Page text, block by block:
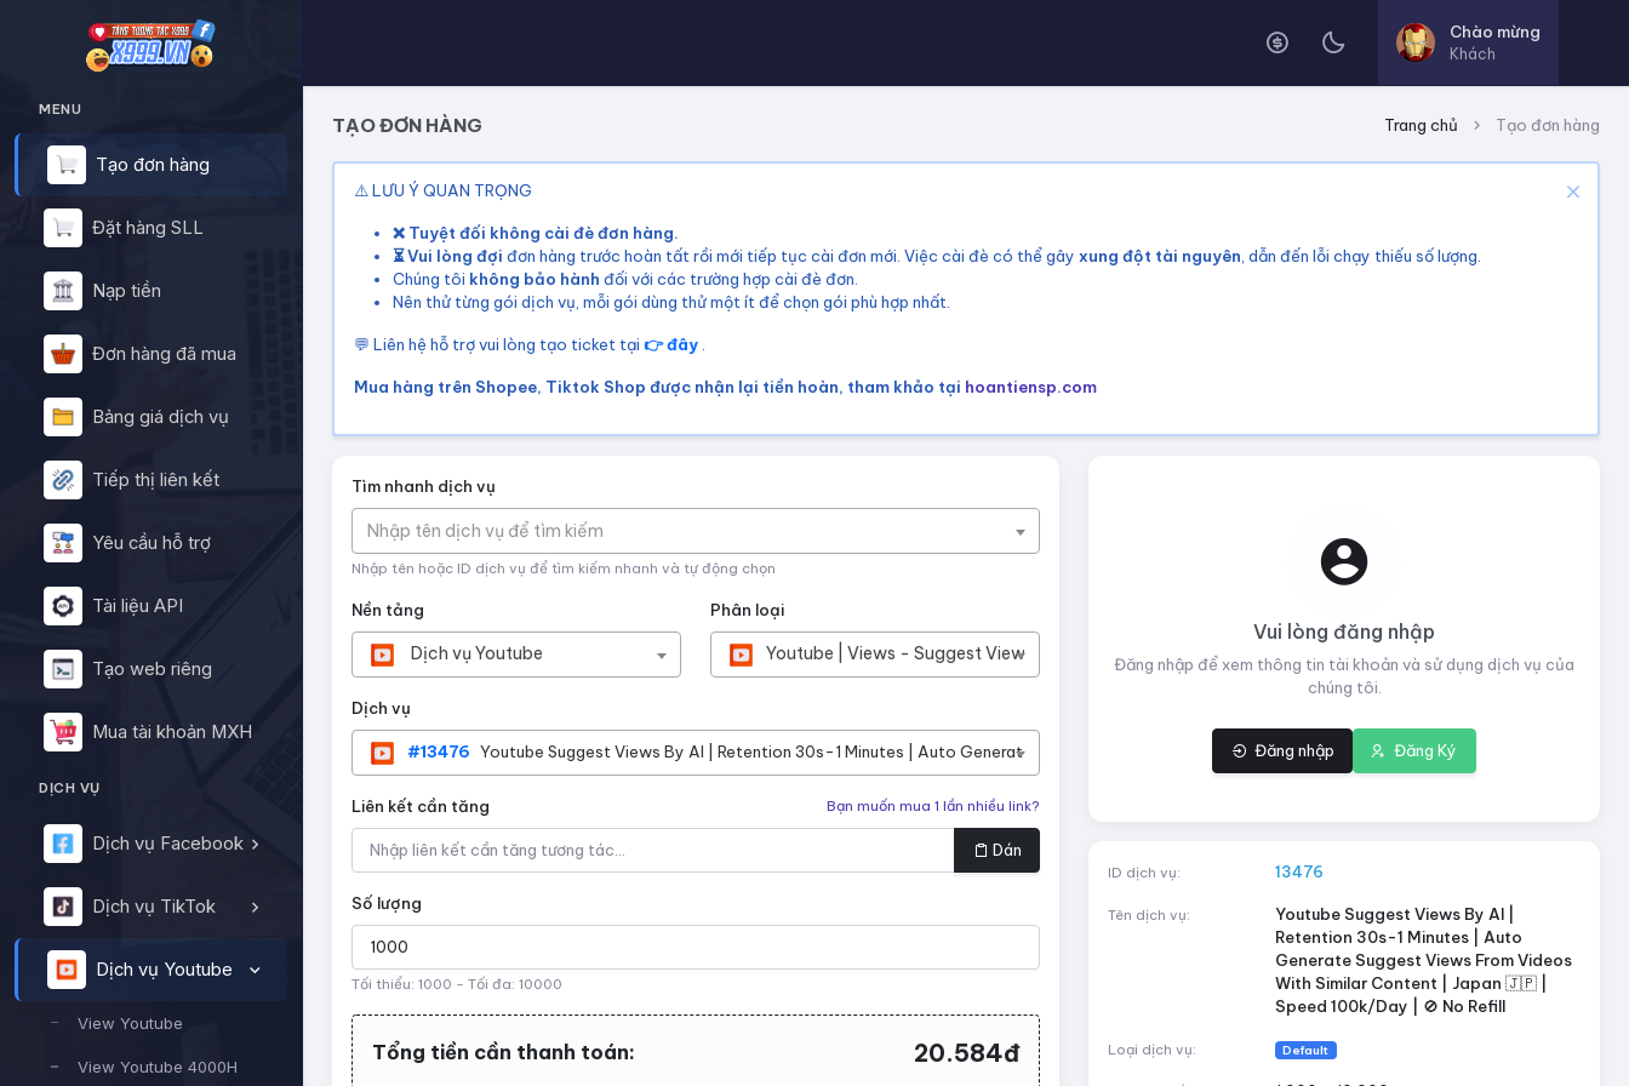
Chào mừng
Khách
MENU
Tạo đơn hàng
Đặt hàng SLL
Nạp tiền
Đơn hàng đã mua
Bảng giá dịch vụ
Tiếp thị liên kết
Yêu cầu hỗ trợ
Tài liệu API
Tạo web riêng
Mua tài khoản MXH
DỊCH VỤ
Dịch vụ Facebook
Dịch vụ TikTok
Dịch vụ Youtube
View Youtube
View Youtube 4000H
TẠO ĐƠN HÀNG Trang chủ Tạo đơn hàng
⚠️ LƯU Ý QUAN TRỌNG
❌ Tuyệt đối không cài đè đơn hàng.
⏳ Vui lòng đợi đơn hàng trước hoàn tất rồi mới tiếp tục cài đơn mới. Việc cài đè có thể gây xung đột tài nguyên , dẫn đến lỗi chạy thiếu số lượng.
Chúng tôi không bảo hành đối với các trường hợp cài đè đơn.
Nên thử từng gói dịch vụ, mỗi gói dùng thử một ít để chọn gói phù hợp nhất.
💬 Liên hệ hỗ trợ vui lòng tạo ticket tại 👉 đây
Mua hàng trên Shopee, Tiktok Shop được nhận lại tiền hoàn, tham khảo tại hoantiensp.com
Tìm nhanh dịch vụ
Nhập tên dịch vụ để tìm kiếm
Nhập tên hoặc ID dịch vụ để tìm kiếm nhanh và tự động chọn
Nền tảng
Dịch vụ Youtube
Phân loại
Youtube | Views - Suggest Views by AI
Dịch vụ
#13476 Youtube Suggest Views By AI | Retention 30s-1 Minutes | Auto Generate Suggest Views From Videos With Similar Content | Japan 🇯🇵 | Speed 100k/
Liên kết cần tăng Bạn muốn mua 1 lần nhiều link?
Dán
Số lượng
Tối thiểu: 1000 - Tối đa: 10000
Tổng tiền cần thanh toán: 20.584đ
Vui lòng đăng nhập
Đăng nhập để xem thông tin tài khoản và sử dụng dịch vụ của
chúng tôi.
Đăng nhập Đăng Ký
ID dịch vụ: 13476
Tên dịch vụ:
Youtube Suggest Views By AI |
Retention 30s-1 Minutes | Auto
Generate Suggest Views From Videos
With Similar Content | Japan 🇯🇵 |
Speed 100k/Day | 🚫 No Refill
Loại dịch vụ: Default